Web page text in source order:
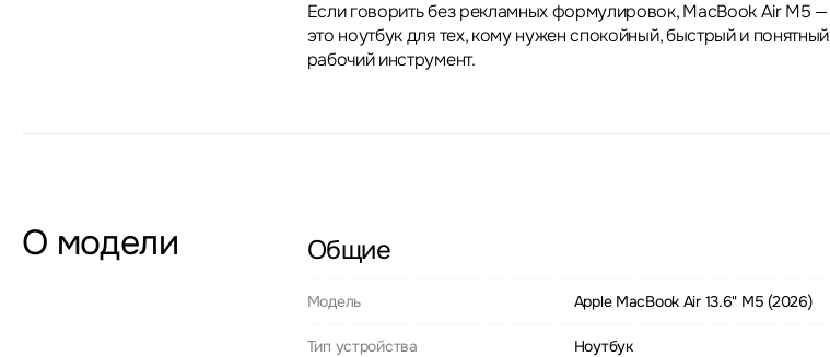
Если говорить без рекламных формулировок, MacBook Air M5 —
это ноутбук для тех, кому нужен спокойный, быстрый и понятный
рабочий инструмент.
О модели Общие
Модель Apple MacBook Air 13.6" M5 (2026)
Тип устройства Ноутбук